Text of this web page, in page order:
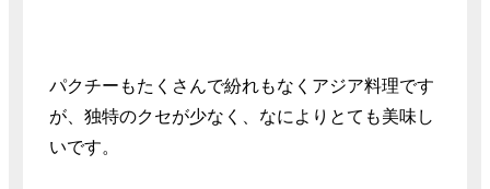
パクチーもたくさんで紛れもなくアジア料理です
が、独特のクセが少なく、なによりとても美味し
いです。